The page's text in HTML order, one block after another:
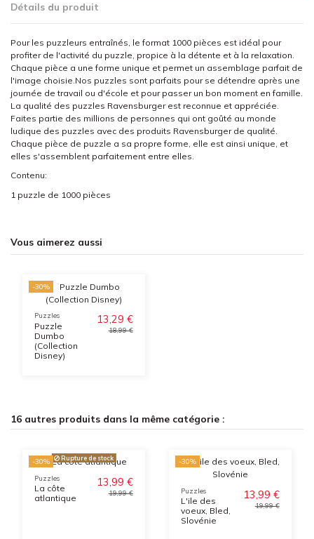
Détails du produit
Pour les puzzleurs entraînés, le format 1000 pièces est idéal pour
profiter de l'activité du puzzle, propice à la détente et à la relaxation.
Chaque pièce a une forme unique et permet un assemblage parfait de
l'image choisie.Nos puzzles sont parfaits pour se détendre après une
journée de travail ou d'école et pour passer un bon moment en famille.
La qualité des puzzles Ravensburger est reconnue et appréciée.
Faites partie des millions de personnes qui ont goûté au monde
ludique des puzzles avec des produits Ravensburger de qualité.
Chaque pièce de puzzle a sa propre forme, elle est ainsi unique, et
elles s'assemblent parfaitement entre elles.
Contenu:
1 puzzle de 1000 pièces
Vous aimerez aussi
-30%
Puzzles
Puzzle
Dumbo
(Collection
Disney)
13,29 €
18,99 €
16 autres produits dans la même catégorie :
-30% Rupture de stock
Puzzles
La côte
atlantique
13,99 €
19,99 €
-30%
Puzzles
L'ile des
voeux, Bled,
Slovénie
13,99 €
19,99 €